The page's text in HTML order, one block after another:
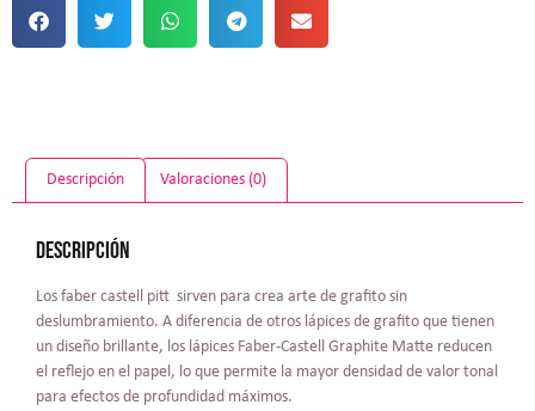
Descripción Valoraciones (0)
Descripción
Los faber castell pitt sirven para crea arte de grafito sin
deslumbramiento. A diferencia de otros lápices de grafito que tienen
un diseño brillante, los lápices Faber-Castell Graphite Matte reducen
el reflejo en el papel, lo que permite la mayor densidad de valor tonal
para efectos de profundidad máximos.